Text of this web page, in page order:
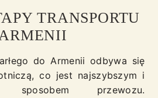
TRANSPORTU
do Armenii odbywa się
co jest najszybszym i
sposobem przewozu.